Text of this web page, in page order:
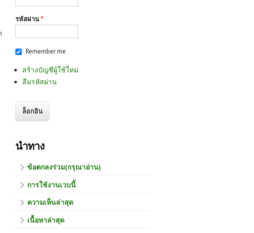
รหัสผ่าน *
Remember me
สร้างบัญชีผู้ใช้ใหม่
ลืมรหัสผ่าน
นำทาง
ข้อตกลงร่วม(กรุณาอ่าน)
การใช้งานเวบนี้
ความเห็นล่าสุด
เนื้อหาล่าสุด